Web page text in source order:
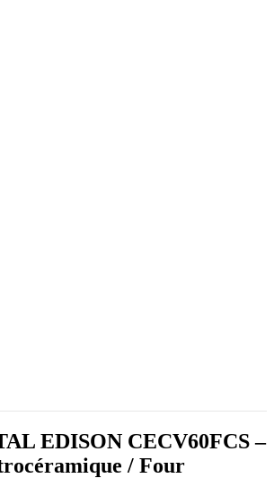
EDISON CECV60FCS –
/ Four